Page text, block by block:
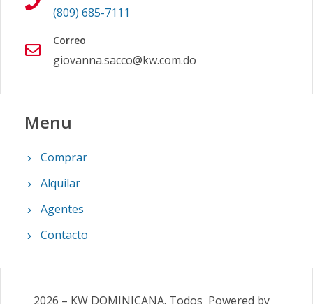
(809) 685-7111
Correo
giovanna.sacco@kw.com.do
Menu
Comprar
Alquilar
Agentes
Contacto
2026 – KW DOMINICANA. Todos Powered by